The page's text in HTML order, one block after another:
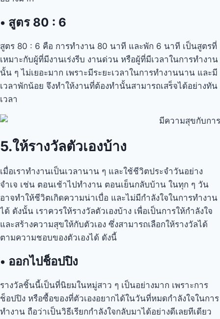
• สูตร 80 : 6
สูตร 80 : 6 คือ การทำงาน 80 นาที และพัก 6 นาที เป็นสูตรที่
เหมาะกับผู้ที่มีงานเร่งรีบ งานด่วน หรือผู้ที่มีเวลาในการทำงาน
นั้น ๆ ไม่เยอะมาก เพราะมีระยะเวลาในการทำงานนาน และมี
เวลาพักน้อย จึงทำให้งานที่ต้องทำนั้นสามารถเสร็จได้อย่างทัน
เวลา
5.ให้รางวัลตัวเองบ้าง
เมื่อเราทำงานเป็นเวลานาน ๆ และใช้ชีวิตประจำวันอย่าง
จำเจ เช่น ตอนเช้าไปทำงาน ตอนเย็นกลับบ้าน ในทุก ๆ วัน
อาจทำให้ชีวิตเกิดความน่าเบื่อ และไม่มีกำลังใจในการทำงาน
ได้ ดังนั้น เราควรให้รางวัลตัวเองบ้าง เพื่อเป็นการให้กำลังใจ
และสร้างความสุขให้กับตัวเอง ซึ่งสามารถเลือกให้รางวัลได้
ตามความชอบของตัวเองได้ ดังนี้
• ออกไปช็อปปิง
รางวัลชิ้นนี้เป็นที่นิยมในหมู่สาว ๆ เป็นอย่างมาก เพราะการ
ช็อปปิง หรือซื้อของที่ตัวเองอยากได้ในวันที่หมดกำลังใจในการ
ทำงาน ถือว่าเป็นวิธีเรียกกำลังใจกลับมาได้อย่างดีเลยทีเดียว